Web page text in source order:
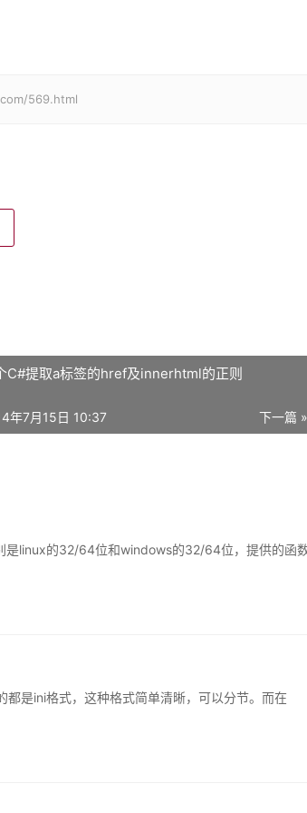
569.html
C#提取a标签的href及innerhtml的正则
下一篇 »
年7月15日 10:37
是linux的32/64位和windows的32/64位，提供的函
是ini格式，这种格式简单清晰，可以分节。而在